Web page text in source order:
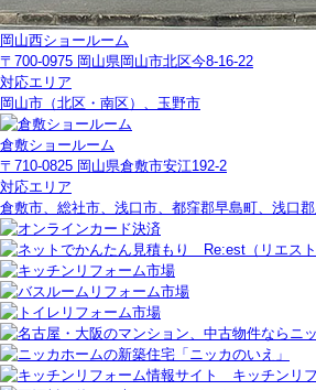
岡山西ショールーム
〒700-0975 岡山県岡山市北区今8-16-22
対応エリア
岡山市（北区・南区）、玉野市
倉敷ショールーム
〒710-0825 岡山県倉敷市安江192-2
対応エリア
倉敷市、総社市、浅口市、都窪郡早島町、浅口